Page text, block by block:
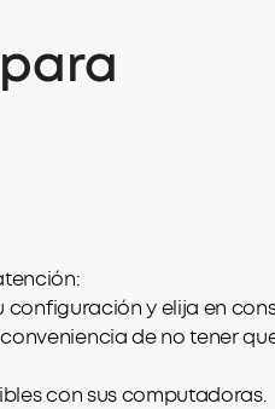
configuración y elija en
de no tener
con sus computadoras.